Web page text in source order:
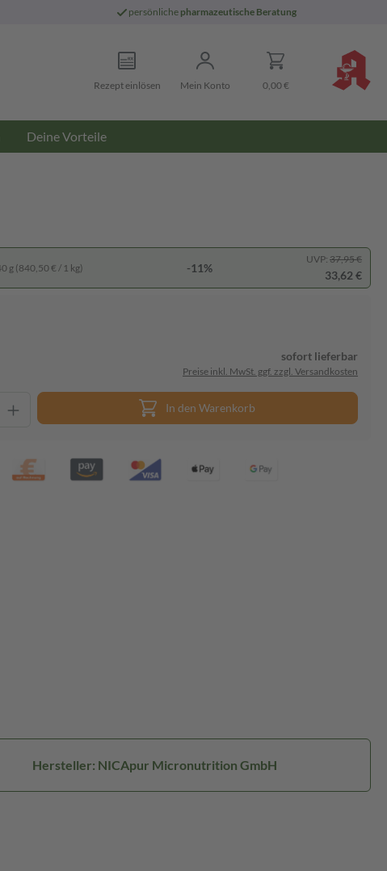
persönliche pharmazeutische Beratung
Rezept einlösen Mein Konto 0,00 €
Deine Vorteile
g (840,50 € / 1 kg) -11%
UVP: 37,95 €
33,62 €
sofort lieferbar
Preise inkl. MwSt. ggf. zzgl. Versandkosten
In den Warenkorb
Hersteller: NICApur Micronutrition GmbH